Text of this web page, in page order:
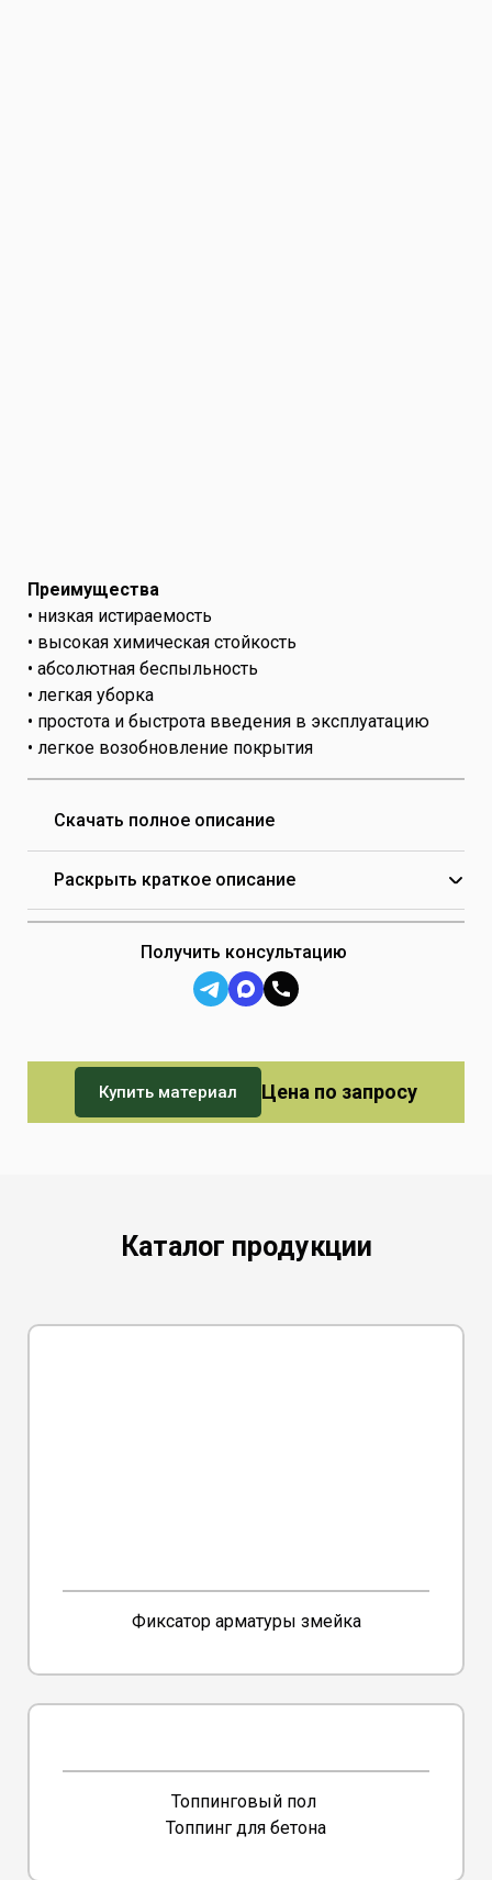
Преимущества
• низкая истираемость
• высокая химическая стойкость
• абсолютная беспыльность
• легкая уборка
• простота и быстрота введения в эксплуатацию
• легкое возобновление покрытия
Скачать полное описание
Раскрыть краткое описание
Получить консультацию
Купить материал Цена по запросу
Каталог продукции
Фиксатор арматуры змейка
Топпинговый пол
Топпинг для бетона